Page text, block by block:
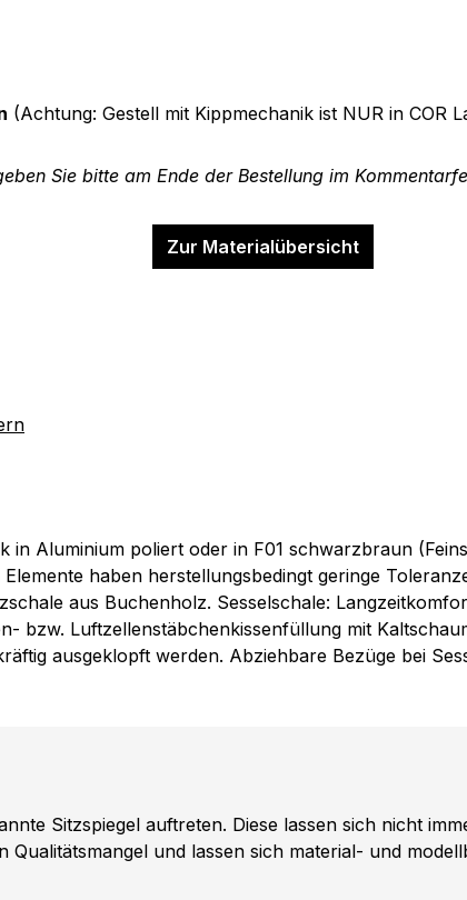
(Achtung: Gestell mit Kippmechanik ist NUR in COR
Sie bitte am Ende der Bestellung im
Zur Materialübersicht
in Aluminium poliert oder in F01 schwarzbraun
haben herstellungsbedingt geringe
aus Buchenholz. Sesselschale:
bzw. Luftzellenstäbchenkissenfüllung mit
ausgeklopft werden. Abziehbare Bezüge bei
Sitzspiegel auftreten. Diese lassen sich nicht
und lassen sich material- und